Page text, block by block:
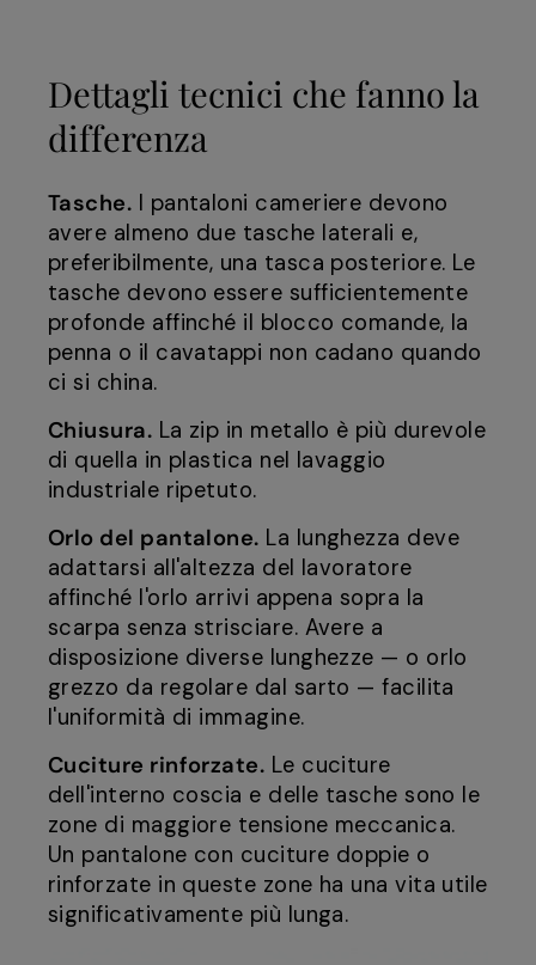
Dettagli tecnici che fanno la
differenza
Tasche. I pantaloni cameriere devono
avere almeno due tasche laterali e,
preferibilmente, una tasca posteriore. Le
tasche devono essere sufficientemente
profonde affinché il blocco comande, la
penna o il cavatappi non cadano quando
ci si china.
Chiusura. La zip in metallo è più durevole
di quella in plastica nel lavaggio
industriale ripetuto.
Orlo del pantalone. La lunghezza deve
adattarsi all'altezza del lavoratore
affinché l'orlo arrivi appena sopra la
scarpa senza strisciare. Avere a
disposizione diverse lunghezze — o orlo
grezzo da regolare dal sarto — facilita
l'uniformità di immagine.
Cuciture rinforzate. Le cuciture
dell'interno coscia e delle tasche sono le
zone di maggiore tensione meccanica.
Un pantalone con cuciture doppie o
rinforzate in queste zone ha una vita utile
significativamente più lunga.